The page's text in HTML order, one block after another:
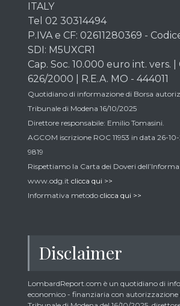
ITALY
Tel 02 30314494
P.IVA e CF: 02611280369 -
SDI: M5UXCR1
Cap. Soc. 10.000 euro int. vers. |
626/2000 | R.E.A. MO - 444011
Quotidiano di informazione di Borsa
Tribunale di Modena 16/10/2025
Direttore responsabile: Emilio Tomasini.
AGCOM iscrizione ROC 11953 in data 26-
9819
Rispettiamo la Carta dei Doveri
www.odg.it clicca qui >>
Informativa metodo clicca qui >>
Disclaimer
LombardReport.com è un quotidiano di
economico - finanziaria con